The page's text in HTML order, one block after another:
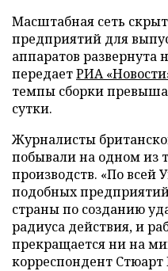
Масштабная сеть
предприятий для
аппаратов развернута
передаетРИА
темпы сборки
сутки.
Журналисты
побывали на одном из
производств. «По всей
подобных
страны по созданию
радиуса действия, и
прекращается ни на
корреспондент Стюарт